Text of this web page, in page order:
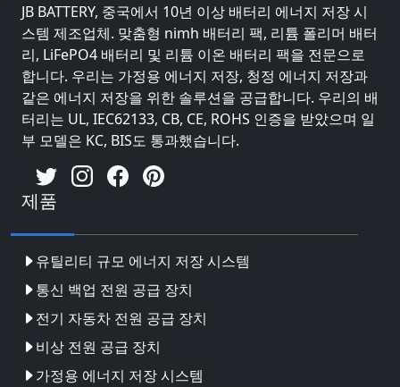
JB BATTERY, 중국에서 10년 이상 배터리 에너지 저장 시
스템 제조업체. 맞춤형 nimh 배터리 팩, 리튬 폴리머 배터
리, LiFePO4 배터리 및 리튬 이온 배터리 팩을 전문으로
합니다. 우리는 가정용 에너지 저장, 청정 에너지 저장과
같은 에너지 저장을 위한 솔루션을 공급합니다. 우리의 배
터리는 UL, IEC62133, CB, CE, ROHS 인증을 받았으며 일
부 모델은 KC, BIS도 통과했습니다.
제품
유틸리티 규모 에너지 저장 시스템
통신 백업 전원 공급 장치
전기 자동차 전원 공급 장치
비상 전원 공급 장치
가정용 에너지 저장 시스템